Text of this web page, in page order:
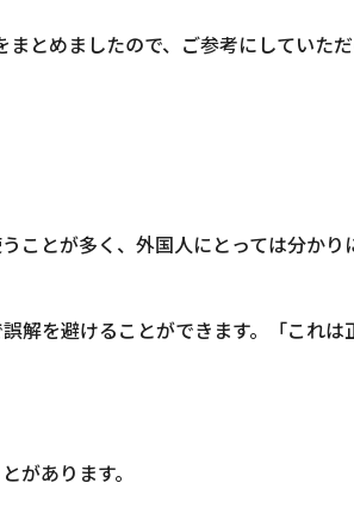
とめましたので、ご参考にしていた
ことが多く、外国人にとっては分かり
解を避けることができます。「これは
があります。